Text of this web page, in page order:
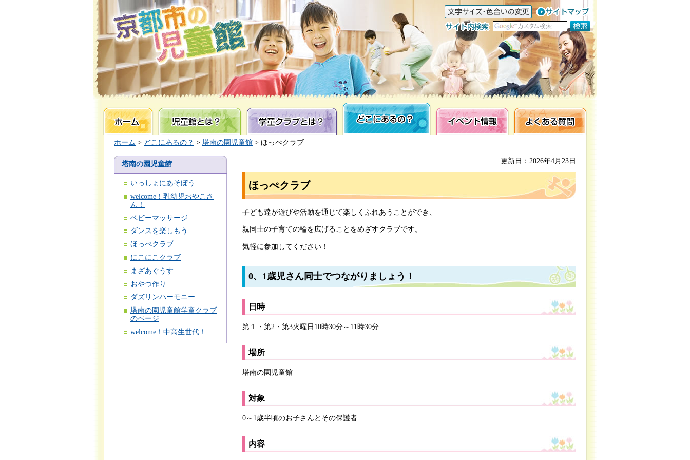
ホーム 児童館とは？ 学童クラブとは？ どこにあるの？ イベント情報 よくある質問
ホーム > どこにあるの？ > 塔南の園児童館 > ほっぺクラブ
塔南の園児童館
いっしょにあそぼう
welcome！乳幼児おやこさ
ん！
ベビーマッサージ
ダンスを楽しもう
ほっぺクラブ
にこにこクラブ
まざあぐうす
おやつ作り
ダズリンハーモニー
塔南の園児童館学童クラブ
のページ
welcome！中高生世代！
更新日：2026年4月23日
ほっぺクラブ
子ども達が遊びや活動を通じて楽しくふれあうことができ、
親同士の子育ての輪を広げることをめざすクラブです。
気軽に参加してください！
0、1歳児さん同士でつながりましょう！
日時
第１・第2・第3火曜日10時30分～11時30分
場所
塔南の園児童館
対象
0～1歳半頃のお子さんとその保護者
内容